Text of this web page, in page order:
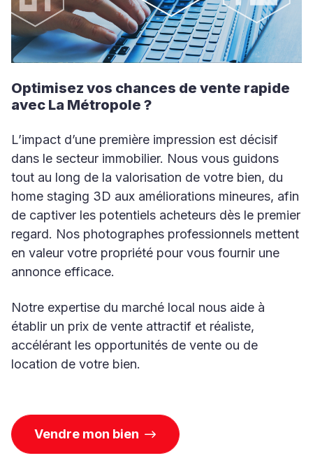
Optimisez vos chances de vente rapide
avec La Métropole ?
L’impact d’une première impression est décisif
dans le secteur immobilier. Nous vous guidons
tout au long de la valorisation de votre bien, du
home staging 3D aux améliorations mineures, afin
de captiver les potentiels acheteurs dès le premier
regard. Nos photographes professionnels mettent
en valeur votre propriété pour vous fournir une
annonce efficace.
Notre expertise du marché local nous aide à
établir un prix de vente attractif et réaliste,
accélérant les opportunités de vente ou de
location de votre bien.
Vendre mon bien